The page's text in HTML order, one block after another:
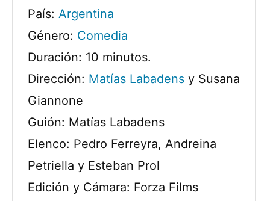
País: Argentina
Género: Comedia
Duración: 10 minutos.
Dirección: Matías Labadens y Susana
Giannone
Guión: Matías Labadens
Elenco: Pedro Ferreyra, Andreina
Petriella y Esteban Prol
Edición y Cámara: Forza Films